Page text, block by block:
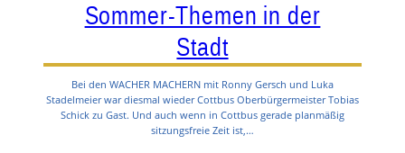
Sommer-Themen in der
Stadt
Bei den WACHER MACHERN mit Ronny Gersch und Luka
Stadelmeier war diesmal wieder Cottbus Oberbürgermeister Tobias
Schick zu Gast. Und auch wenn in Cottbus gerade planmäßig
sitzungsfreie Zeit ist,…